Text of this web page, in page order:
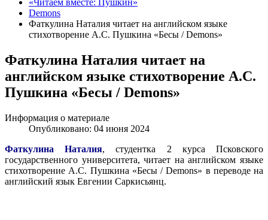
«Читаем вместе: Пушкин»
Demons
Фаткулина Наталия читает на английском языке
стихотворение А.С. Пушкина «Бесы / Demons»
Фаткулина Наталия читает на
английском языке стихотворение А.С.
Пушкина «Бесы / Demons»
Информация о материале
Опубликовано: 04 июня 2024
Фаткулина Наталия, студентка 2 курса Псковского
государственного университета, читает на английском языке
стихотворение А.С. Пушкина «Бесы /Demons» в переводе на
английский язык Евгении Саркисьянц.